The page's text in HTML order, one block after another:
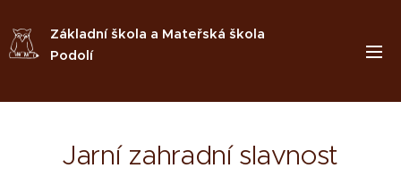
Základní škola a Mateřská škola
Podolí
Jarní zahradní slavnost